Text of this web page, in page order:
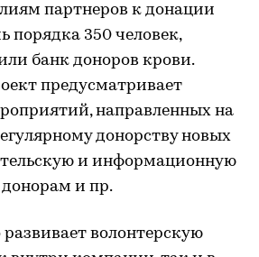
партнеров к донации
порядка 350 человек,
банк доноров крови.
предусматривает
направленных на
донорству новых
и информационную
и пр.
развивает волонтерскую